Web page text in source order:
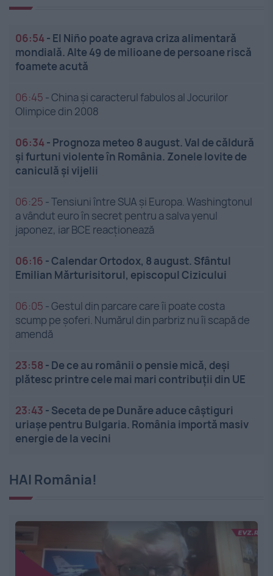
06:54- El Niño poate agrava criza alimentară
mondială. Alte 49 de milioane de persoane riscă
foamete acută
06:45 -China și caracterul fabulos al Jocurilor
Olimpice din 2008
06:34- Prognoza meteo 8 august. Val de căldură
și furtuni violente în România. Zonele lovite de
caniculă și vijelii
06:25 -Tensiuni între SUA și Europa. Washingtonul
a vândut euro în secret pentru a salva yenul
japonez, iar BCE reacționează
06:16 -Calendar Ortodox, 8 august. Sfântul
Emilian Mărturisitorul, episcopul Cizicului
06:05 -Gestul din parcare care îi poate costa
scump pe șoferi. Numărul din parbriz nu îi scapă de
amendă
23:58 - De ce au românii o pensie mică, deși
plătesc printre cele mai mari contribuții din UE
23:43 - Seceta de pe Dunăre aduce câștiguri
uriașe pentru Bulgaria. România importă masiv
energie de la vecini
HAI România!